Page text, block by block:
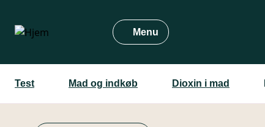
hovedindhold
Menu
Test Mad og indkøb Dioxin i mad